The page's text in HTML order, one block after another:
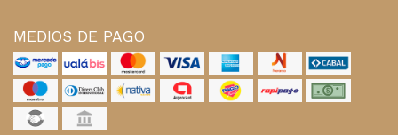
MEDIOS DE PAGO